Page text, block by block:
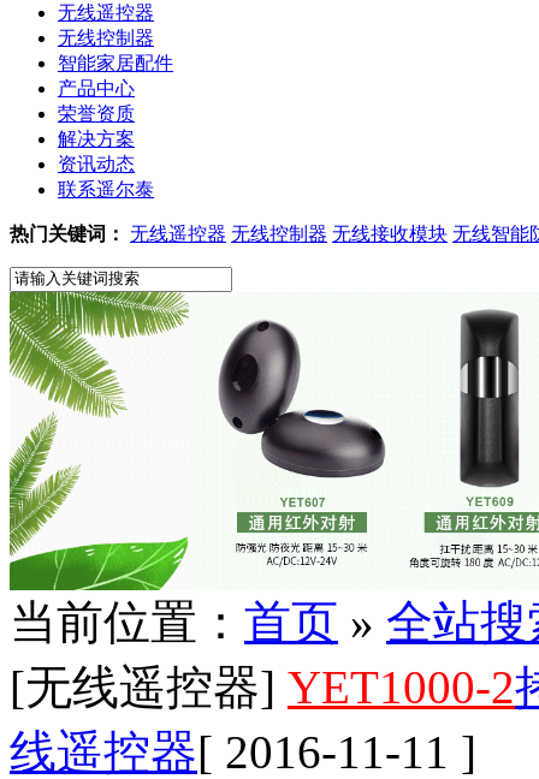
无线遥控器
无线控制器
智能家居配件
产品中心
荣誉资质
解决方案
资讯动态
联系遥尔泰
热门关键词： 无线遥控器 无线控制器 无线接收模块 无线智能
当前位置： 首页 » 全站搜
[无线遥控器] YET1000-2
线遥控器[ 2016-11-11 ]